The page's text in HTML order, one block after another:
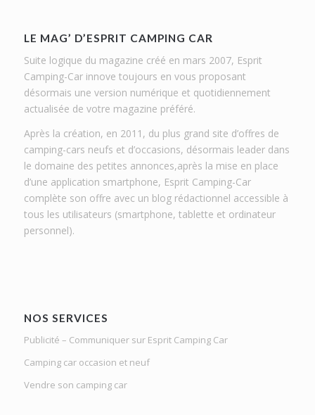
LE MAG’ D’ESPRIT CAMPING CAR
Suite logique du magazine créé en mars 2007, Esprit
Camping-Car innove toujours en vous proposant
désormais une version numérique et quotidiennement
actualisée de votre magazine préféré.
Après la création, en 2011, du plus grand site d’offres de
camping-cars neufs et d’occasions, désormais leader dans
le domaine des petites annonces,après la mise en place
d’une application smartphone, Esprit Camping-Car
complète son offre avec un blog rédactionnel accessible à
tous les utilisateurs (smartphone, tablette et ordinateur
personnel).
NOS SERVICES
Publicité – Communiquer sur Esprit Camping Car
Camping car occasion et neuf
Vendre son camping car